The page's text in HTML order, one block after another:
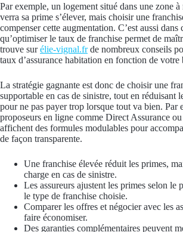
Par exemple, un logement situé dans une zone
verra sa prime s’élever, mais choisir une
compenser cette augmentation. C’est aussi dans
qu’optimiser le taux de franchise permet de
trouve surélie-vignal.frde nombreux conseils
taux d’assurance habitation en fonction de votre
La stratégie gagnante est donc de choisir une
supportable en cas de sinistre, tout en réduisant
pour ne pas payer trop lorsque tout va bien. Par
proposeurs en ligne comme Direct Assurance
affichent des formules modulables pour
de façon transparente.
Une franchise élevée réduit les primes,
charge en cas de sinistre.
Les assureurs ajustent les primes selon
le type de franchise choisie.
Comparer les offres et négocier avec les
faire économiser.
Des garanties complémentaires peuvent